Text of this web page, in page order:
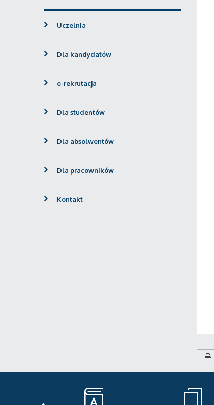
Uczelnia
Dla kandydatów
e-rekrutacja
Dla studentów
Dla absolwentów
Dla pracowników
Kontakt